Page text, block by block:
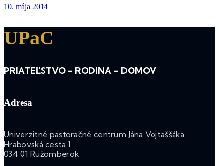
10. mája 2014
UPaC
PRIATEĽSTVO – RODINA – DOMOV
Adresa
Univerzitné pastoračné centrum Jána Vojtaššáka
Hrabovská cesta 1
034 01 Ružomberok